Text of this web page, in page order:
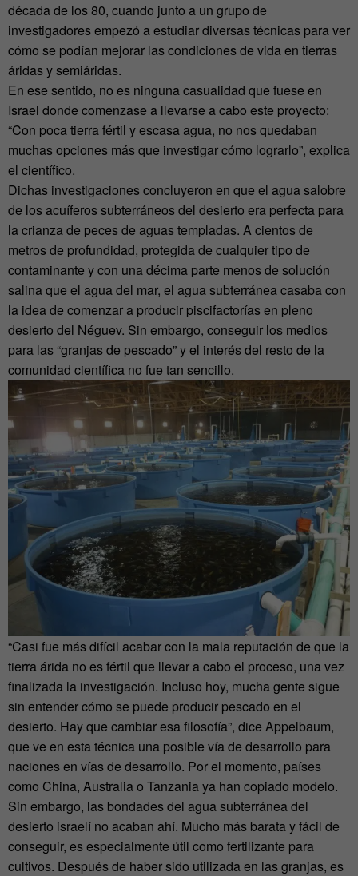
década de los 80, cuando junto a un grupo de
investigadores empezó a estudiar diversas técnicas para ver
cómo se podían mejorar las condiciones de vida en tierras
áridas y semiáridas.
En ese sentido, no es ninguna casualidad que fuese en
Israel donde comenzase a llevarse a cabo este proyecto:
“Con poca tierra fértil y escasa agua, no nos quedaban
muchas opciones más que investigar cómo lograrlo”, explica
el científico.
Dichas investigaciones concluyeron en que el agua salobre
de los acuíferos subterráneos del desierto era perfecta para
la crianza de peces de aguas templadas. A cientos de
metros de profundidad, protegida de cualquier tipo de
contaminante y con una décima parte menos de solución
salina que el agua del mar, el agua subterránea casaba con
la idea de comenzar a producir piscifactorías en pleno
desierto del Néguev. Sin embargo, conseguir los medios
para las “granjas de pescado” y el interés del resto de la
comunidad científica no fue tan sencillo.
“Casi fue más difícil acabar con la mala reputación de que la
tierra árida no es fértil que llevar a cabo el proceso, una vez
finalizada la investigación. Incluso hoy, mucha gente sigue
sin entender cómo se puede producir pescado en el
desierto. Hay que cambiar esa filosofía”, dice Appelbaum,
que ve en esta técnica una posible vía de desarrollo para
naciones en vías de desarrollo. Por el momento, países
como China, Australia o Tanzania ya han copiado modelo.
Sin embargo, las bondades del agua subterránea del
desierto israelí no acaban ahí. Mucho más barata y fácil de
conseguir, es especialmente útil como fertilizante para
cultivos. Después de haber sido utilizada en las granjas, es